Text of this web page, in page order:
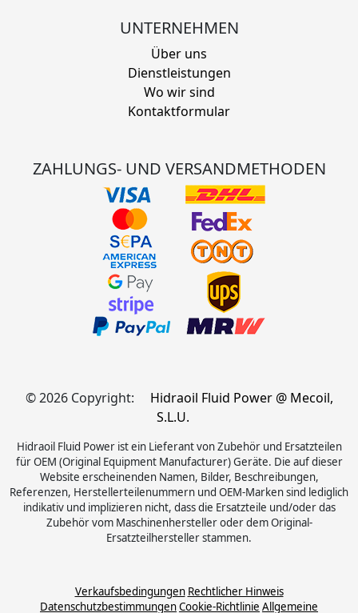
UNTERNEHMEN
Über uns
Dienstleistungen
Wo wir sind
Kontaktformular
ZAHLUNGS- UND VERSANDMETHODEN
© 2026 Copyright:
Hidraoil Fluid Power @ Mecoil,
S.L.U.
Hidraoil Fluid Power ist ein Lieferant von Zubehör und Ersatzteilen
für OEM (Original Equipment Manufacturer) Geräte. Die auf dieser
Website erscheinenden Namen, Bilder, Beschreibungen,
Referenzen, Herstellerteilenummern und OEM-Marken sind lediglich
indikativ und implizieren nicht, dass die Ersatzteile und/oder das
Zubehör vom Maschinenhersteller oder dem Original-
Ersatzteilhersteller stammen.
Verkaufsbedingungen Rechtlicher Hinweis
DatenschutzbestimmungenCookie-Richtlinie Allgemeine